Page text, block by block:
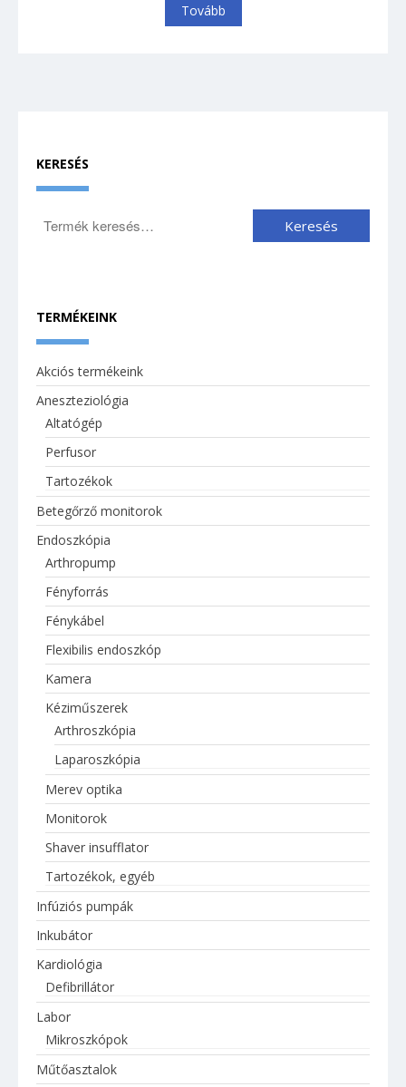
Tovább
KERESÉS
TERMÉKEINK
Akciós termékeink
Aneszteziológia
Altatógép
Perfusor
Tartozékok
Betegőrző monitorok
Endoszkópia
Arthropump
Fényforrás
Fénykábel
Flexibilis endoszkóp
Kamera
Kéziműszerek
Arthroszkópia
Laparoszkópia
Merev optika
Monitorok
Shaver insufflator
Tartozékok, egyéb
Infúziós pumpák
Inkubátor
Kardiológia
Defibrillátor
Labor
Mikroszkópok
Műtőasztalok